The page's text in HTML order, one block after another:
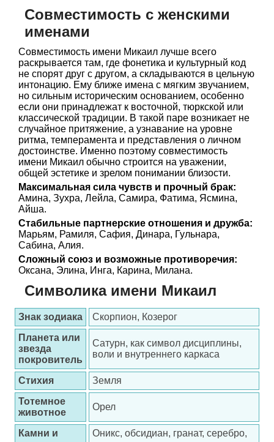
Совместимость с женскими
именами
Совместимость имени Микаил лучше всего
раскрывается там, где фонетика и культурный код
не спорят друг с другом, а складываются в цельную
интонацию. Ему ближе имена с мягким звучанием,
но сильным историческим основанием, особенно
если они принадлежат к восточной, тюркской или
классической традиции. В такой паре возникает не
случайное притяжение, а узнавание на уровне
ритма, темперамента и представления о личном
достоинстве. Именно поэтому совместимость
имени Микаил обычно строится на уважении,
общей эстетике и зрелом понимании близости.
Максимальная сила чувств и прочный брак:
Амина, Зухра, Лейла, Самира, Фатима, Ясмина,
Айша.
Стабильные партнерские отношения и дружба:
Марьям, Рамиля, Сафия, Динара, Гульнара,
Сабина, Алия.
Сложный союз и возможные противоречия:
Оксана, Элина, Инга, Карина, Милана.
Символика имени Микаил
Знак зодиака
Скорпион, Козерог
Планета или
звезда
покровитель
Сатурн, как символ дисциплины,
воли и внутреннего каркаса
Стихия
Земля
Тотемное
животное
Орел
Камни и
Оникс, обсидиан, гранат, серебро,